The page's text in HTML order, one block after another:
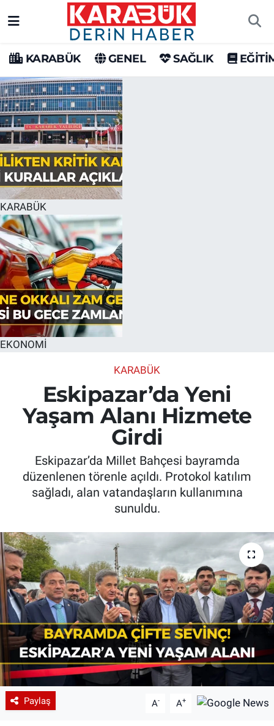
KARABÜK GENEL SAĞLIK
KARABÜK
EKONOMİ
KARABÜK
Eskipazar’da Yeni
Yaşam Alanı Hizmete
Girdi
Eskipazar’da Millet Bahçesi bayramda
düzenlenen törenle açıldı. Protokol katılım
sağladı, alan vatandaşların kullanımına
sunuldu.
Paylaş A- A+
Karabük Hava Durumu
Karabük Trafik Yoğunluk Haritası
Süper Lig Puan Durumu ve Fikstür
Tüm Manşetler
Son Dakika Haberleri
Haber Arşivi